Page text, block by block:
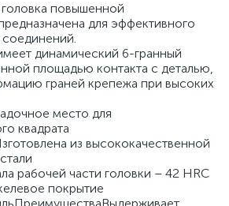
повышенной
для эффективного
динамический 6-гранный
площадью контакта с деталью,
граней крепежа при высоких
место для
квадрата
из высококачественной
рабочей части головки – 42 HRС
покрытие